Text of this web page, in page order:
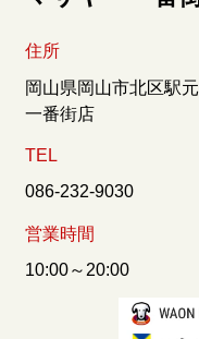
住所
岡山県岡山市北区駅
一番街店
TEL
086-232-9030
営業時間
10:00～20:00